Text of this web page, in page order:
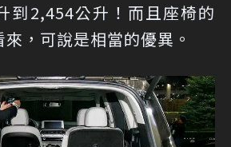
到2,454公升！而且座椅的
，可說是相當的優異。